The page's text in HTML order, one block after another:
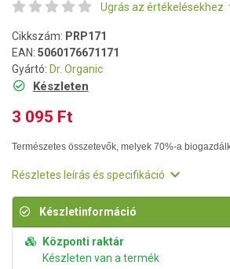
Ugrás az értékelésekhez
Cikkszám: PRP171
EAN: 5060176671171
Gyártó: Dr. Organic
Készleten
3 095 Ft
Természetes összetevők, melyek 70%-a
Részletes leírás és specifikáció
Készletinformáció
Központi raktár
Készleten van a termék